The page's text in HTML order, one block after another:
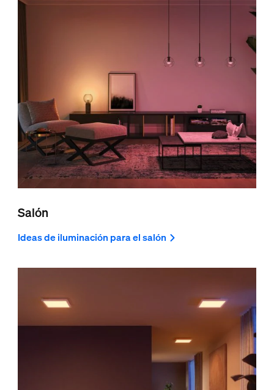
Salón
Ideas de iluminación para el salón